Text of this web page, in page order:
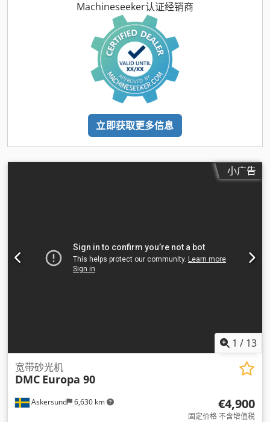
Machineseeker认证经销商
立即获取更多信息
小广告
1 / 13
Askersund 6,630 km
宽带砂光机
DMC Europa 90
€4,900
固定价格 不含增值税